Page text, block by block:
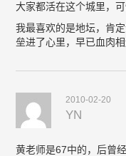
大家都活在这个城里，
我最喜欢的是地坛，肯
垒进了心里，早已血肉相
2010-02-20
YN
黄老师是67中的，后曾